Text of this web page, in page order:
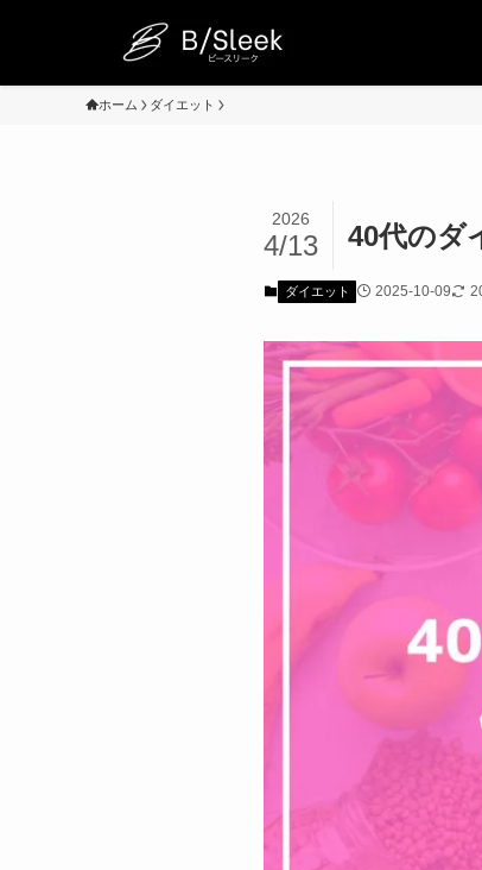
ホーム ダイエット
40代のダ
2026
4/13
ダイエット 2025-10-09